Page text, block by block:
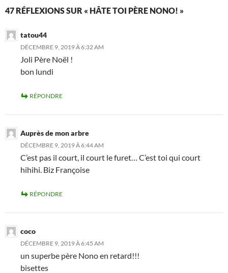
47 RÉFLEXIONS SUR « HÂTE TOI PÈRE NONO! »
tatou44
DÉCEMBRE 9, 2019 À 6:32 AM
Joli Père Noël !
bon lundi
RÉPONDRE
Auprès de mon arbre
DÉCEMBRE 9, 2019 À 6:44 AM
C’est pas il court, il court le furet… C’est toi qui court
hihihi. Biz Françoise
RÉPONDRE
coco
DÉCEMBRE 9, 2019 À 6:45 AM
un superbe père Nono en retard!!!
bisettes